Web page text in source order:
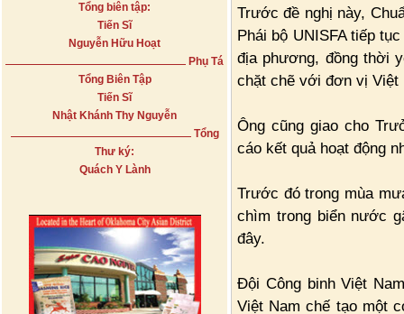
Tổng biên tập:
Tiến Sĩ
Nguyễn Hữu Hoạt
Phụ Tá
Tổng Biên Tập
Tiến Sĩ
Nhật Khánh Thy Nguyễn
Tổng
Thư ký:
Quách Y Lành
Trước đề nghị này,
Phái bộ UNISFA tiếp
địa phương, đồng thời
chặt chẽ với đơn vị Việt
Ông cũng giao cho
cáo kết quả hoạt động
Trước đó trong mùa
chìm trong biển nước
đây.
Đội Công binh Việt
Việt Nam chế tạo một